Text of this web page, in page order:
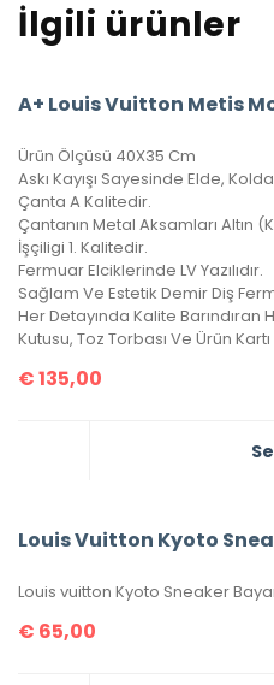
İlgili ürünler
Ürün Ölçüsü 40X35 Cm
Çanta A Kalitedir.
İşçiligi 1. Kalitedir.
Fermuar Elciklerinde LV Yazılıdır.
Sağlam Ve Estetik Demir Diş
Kutusu, Toz Torbası Ve Ürün
€135,00
Louis Vuitton Kyoto
€ 65,00